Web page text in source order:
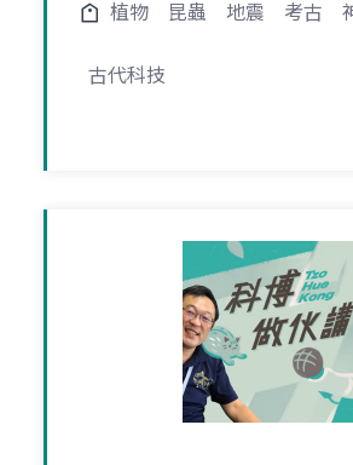
植物 昆蟲 地震 考古
古代科技